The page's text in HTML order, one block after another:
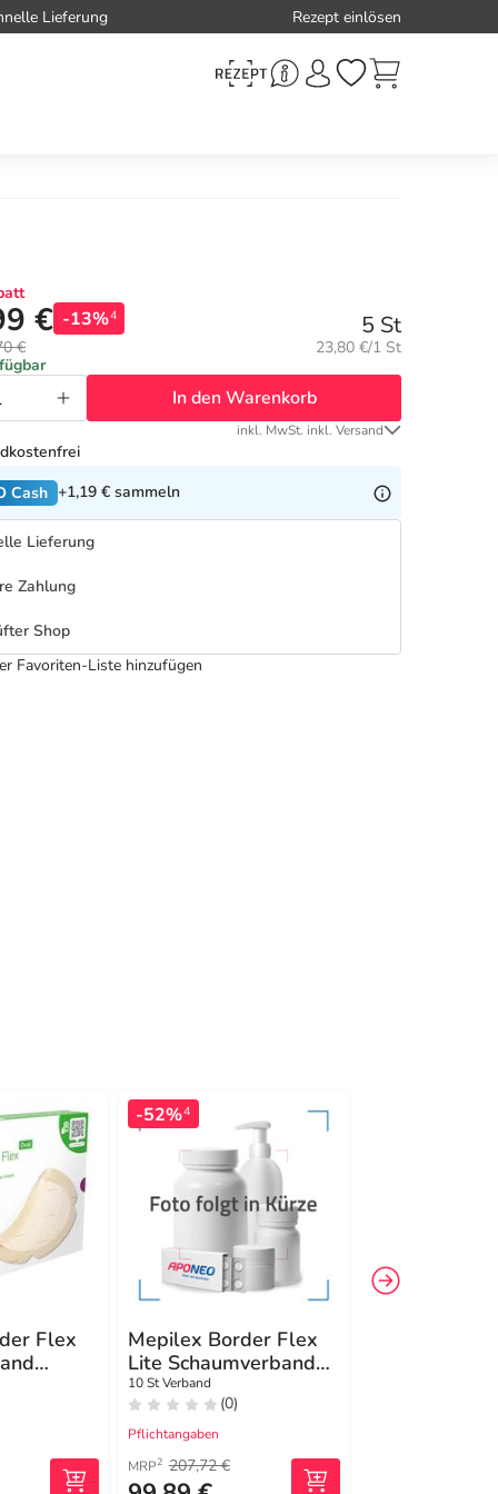
Lieferung Rezept einlösen
€ -13%4
€
5 St
Grundpreis:
23,80 €/1 St
In den Warenkorb
inkl. MwSt. inkl. Versand
Cash +1,19 € sammeln
Lieferung
Zahlung
Shop
Favoriten-Liste hinzufügen
Flex
oval
-52%4
Mepilex Border Flex
Lite Schaumverband
10x10 cm
10 St Verband
(0)
Pflichtangaben
MRP2 207,72 €